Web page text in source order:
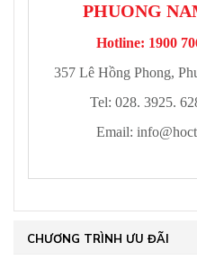
PHUONG
Hotline: 1900
357 Lê Hồng Phong,
Tel: 028. 3925.
Email:
CHƯƠNG TRÌNH ƯU ĐÃI